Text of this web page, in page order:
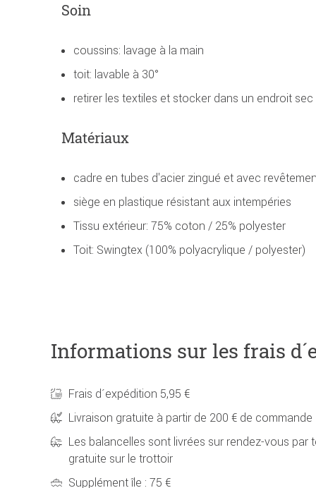
Soin
coussins: lavage à la main
toit: lavable à 30°
retirer les textiles et stocker dans un endroit sec
Matériaux
cadre en tubes d'acier zingué et avec
siège en plastique résistant aux intempéries
Tissu extérieur: 75% coton / 25% polyester
Toit: Swingtex (100% polyacrylique / polyester)
Informations sur les frais
Frais d´expédition 5,95 €
Livraison gratuite à partir de 200 € de commande
Les balancelles sont livrées sur rendez-vous par
gratuite sur le trottoir
Supplément île : 75 €